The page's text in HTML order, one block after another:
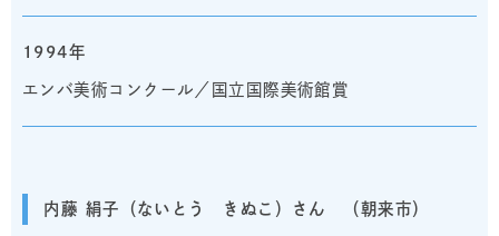
1994年
エンバ美術コンクール／国立国際美術館賞
内藤 絹子（ないとう きぬこ）さん （朝来市）